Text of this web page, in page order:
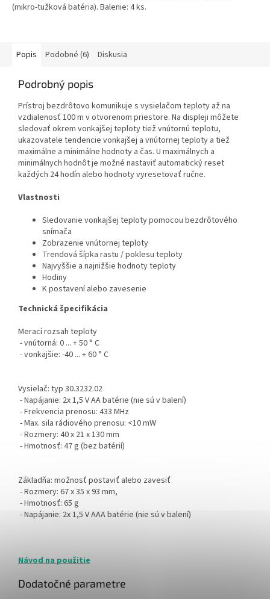
(mikro-tužková batéria). Balenie: 4 ks.
Popis Podobné (6) Diskusia
Podrobný popis
Prístroj bezdrôtovo komunikuje s vysielačom teploty až na
vzdialenosť 100 m v otvorenom priestore. Na displeji môžete
sledovať okrem vonkajšej teploty tiež vnútornú teplotu,
ukazovatele tendencie vonkajšej a vnútornej teploty a tiež
maximálne a minimálne hodnoty a čas. U maximálnych a
minimálnych hodnôt je možné nastaviť automatický reset
každých 24 hodín alebo hodnoty vyresetovať ručne.
Vlastnosti
Sledovanie vonkajšej teploty pomocou bezdrôtového
snímača
Zobrazenie vnútornej teploty
Trendová šípka rastu / poklesu teploty
Najvyššie a najnižšie hodnoty teploty
Hodiny
K postavení alebo zavesenie
Technická špecifikácia
Merací rozsah teploty
- vnútorná: 0 ... + 50 ° C
- vonkajšie: -40 ... + 60 ° C
Vysielač: typ 30.3232.02
- Napájanie: 2x 1,5 V AA batérie (nie sú v balení)
- Frekvencia prenosu: 433 MHz
- Max. sila rádiového prenosu: <10 mW
- Rozmery: 40 x 21 x 130 mm
- Hmotnosť: 47 g (bez batérií)
Základňa: možnosť postaviť alebo zavesiť
- Rozmery: 67 x 35 x 93 mm,
- Hmotnosť: 65 g
- Napájanie: 2x 1,5 V AAA batérie (nie sú v balení)
Návod na použitie
Dodatočné parametre